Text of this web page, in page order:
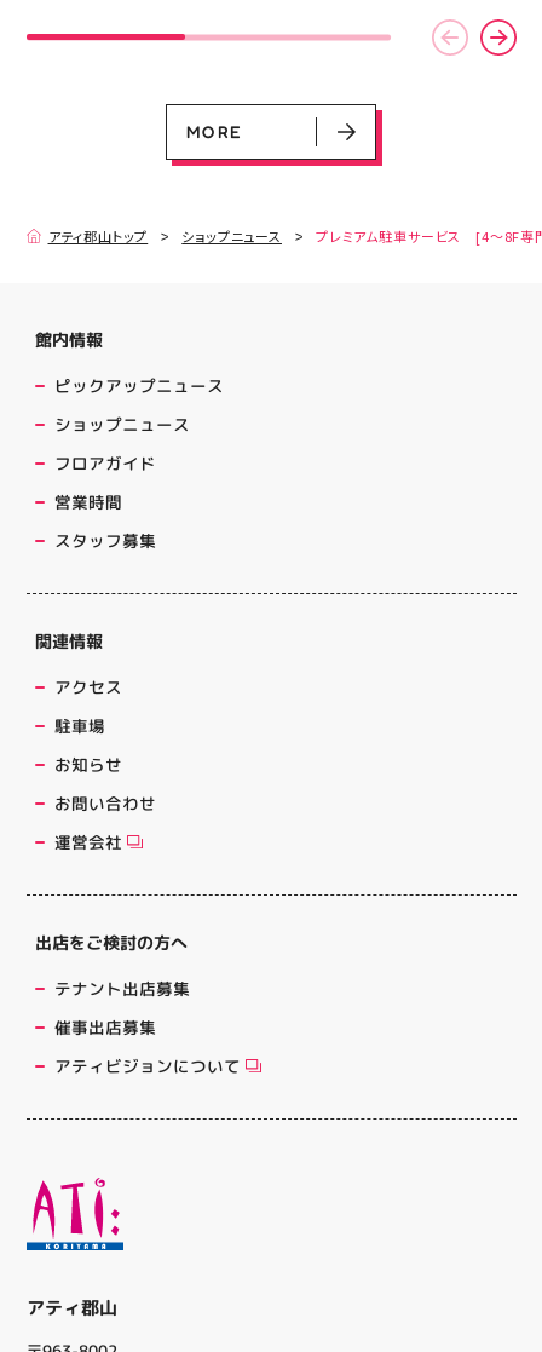
MORE
MORE
アティ郡山トップ ショップニュース プレミアム駐車サービス [4～8F専
アティ郡山
館内情報
ピックアップニュース
ショップニュース
フロアガイド
営業時間
スタッフ募集
関連情報
アクセス
駐車場
お知らせ
お問い合わせ
運営会社
出店をご検討の方へ
テナント出店募集
催事出店募集
アティビジョンについて